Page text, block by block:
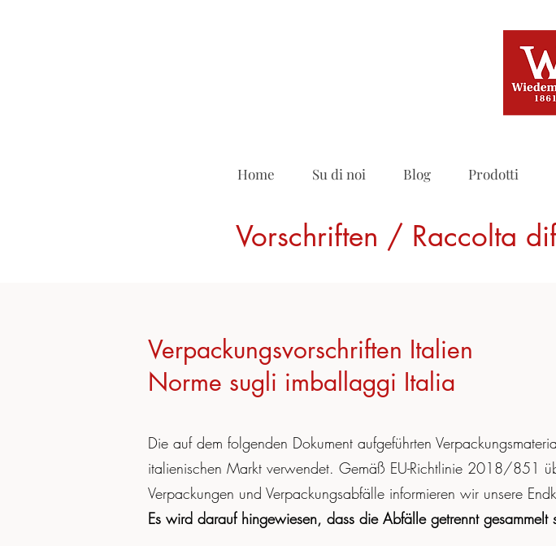
Home Su di noi Blog Prodotti
Vorschriften / Raccolta
Verpackungsvorschriften Italien
Norme sugli imballaggi Italia
Die auf dem folgenden Dokument aufgeführten
italienischen Markt verwendet. Gemäß EU-Richtlinie 2018/851
Verpackungen und Verpackungsabfälle informieren wir unsere
Es wird darauf hingewiesen, dass die Abfälle getrennt